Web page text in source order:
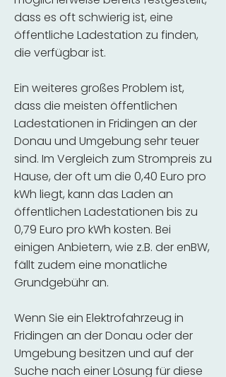
dass es oft schwierig ist, eine
öffentliche Ladestation zu finden,
die verfügbar ist.
Ein weiteres großes Problem ist,
dass die meisten öffentlichen
Ladestationen in Fridingen an der
Donau und Umgebung sehr teuer
sind. Im Vergleich zum Strompreis zu
Hause, der oft um die 0,40 Euro pro
kWh liegt, kann das Laden an
öffentlichen Ladestationen bis zu
0,79 Euro pro kWh kosten. Bei
einigen Anbietern, wie z.B. der enBW,
fällt zudem eine monatliche
Grundgebühr an.
Wenn Sie ein Elektrofahrzeug in
Fridingen an der Donau oder der
Umgebung besitzen und auf der
Suche nach einer Lösung für diese